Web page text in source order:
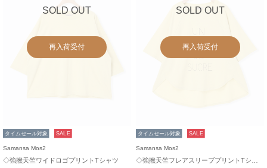
SOLD OUT
再入荷受付
タイムセール対象 SALE
Samansa Mos2
◇強撚天竺ワイドロゴプリントTシャツ
SOLD OUT
再入荷受付
タイムセール対象 SALE
Samansa Mos2